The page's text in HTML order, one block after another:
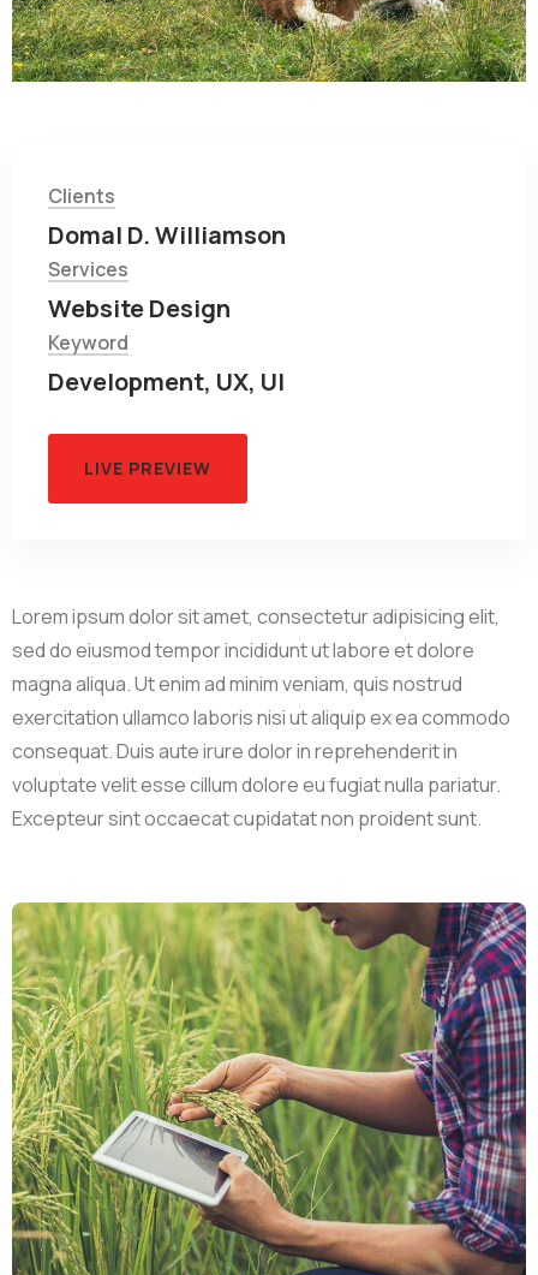
Clients
Domal D. Williamson
Services
Website Design
Keyword
Development, UX, UI
LIVE PREVIEW
Lorem ipsum dolor sit amet, consectetur adipisicing elit,
sed do eiusmod tempor incididunt ut labore et dolore
magna aliqua. Ut enim ad minim veniam, quis nostrud
exercitation ullamco laboris nisi ut aliquip ex ea commodo
consequat. Duis aute irure dolor in reprehenderit in
voluptate velit esse cillum dolore eu fugiat nulla pariatur.
Excepteur sint occaecat cupidatat non proident sunt.